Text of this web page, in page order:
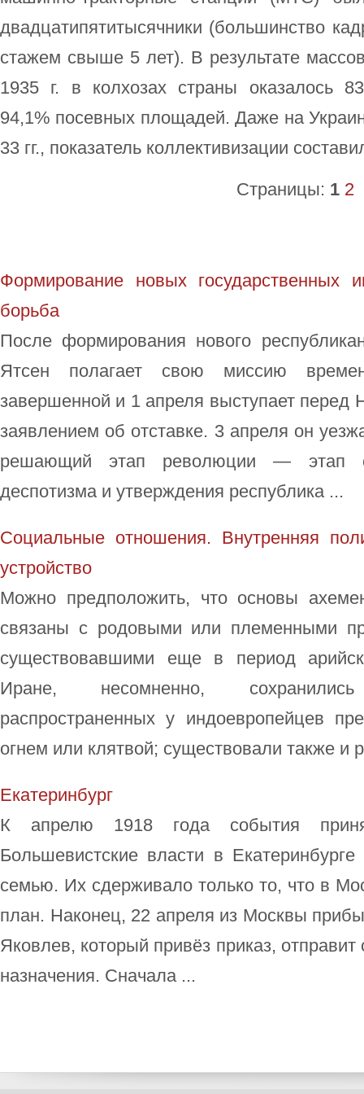
двадцатипятитысячники (большинство
стажем свыше 5 лет). В результате
1935 г. в колхозах страны оказалось
94,1% посевных площадей. Даже на
33 гг., показатель коллективизации
Страницы: 1 2
Формирование новых государственных
борьба
После формирования нового
Ятсен полагает свою миссию
завершенной и 1 апреля выступает
заявлением об отставке. 3 апреля он
решающий этап революции — этап
деспотизма и утверждения республика ...
Социальные отношения. Внутренняя
устройство
Можно предположить, что основы
связаны с родовыми или племенными
существовавшими еще в период
Иране, несомненно,
распространенных у индоевропейцев
огнем или клятвой; существовали также и
Екатеринбург
К апрелю 1918 года события
Большевистские власти в
семью. Их сдерживало только то, что в
план. Наконец, 22 апреля из Москвы
Яковлев, который привёз приказ,
назначения. Сначала ...